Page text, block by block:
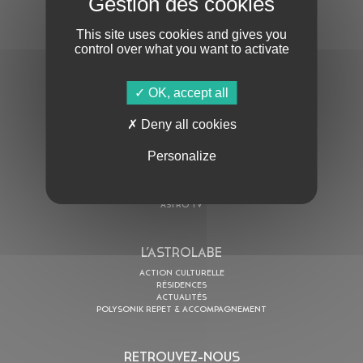
ASTRO TV
L’ASTROLABE
ACTION CULTURELLE
RÉSIDENCES
ACTUALITÉS
POLYSONIK REPET & ACCOMPAGNEMENT
RETROUVEZ-NOUS
This site uses cookies and gives you
control over what you want to activate
OK, accept all
Deny all cookies
Personalize